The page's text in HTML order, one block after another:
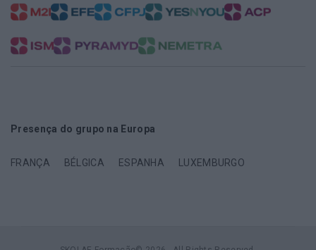
Presença do grupo na Europa
FRANÇA BÉLGICA ESPANHA LUXEMBURGO